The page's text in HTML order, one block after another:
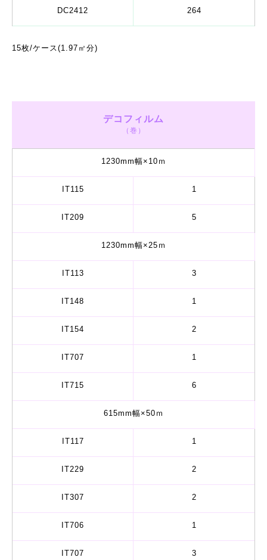
DC2412 264
15枚/ケース(1.97㎡分)
デコフィルム
（巻）
1230mm幅×10ｍ
IT115 1
IT209 5
1230mm幅×25ｍ
IT113 3
IT148 1
IT154 2
IT707 1
IT715 6
615mm幅×50ｍ
IT117 1
IT229 2
IT307 2
IT706 1
IT707 3